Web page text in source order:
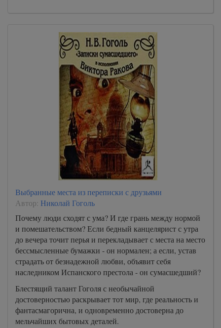
Выбранные места из переписки с друзьями
Автор: Николай Гоголь
Почему люди сходят с ума? И где грань между нормой
и помешательством? Если бедный канцелярист с утра
до вечера точит перья и перекладывает с места на место
бессмысленные бумажки - он нормален; а если, устав
страдать от безнадежной любви, объявит себя
наследником Испанского престола - он сумасшедший?
Блестящий талант Гоголя с необычайной
достоверностью раскрывает тот мир, где реальность и
фантасмагорична, и одновременно достоверна до
мельчайших бытовых деталей.